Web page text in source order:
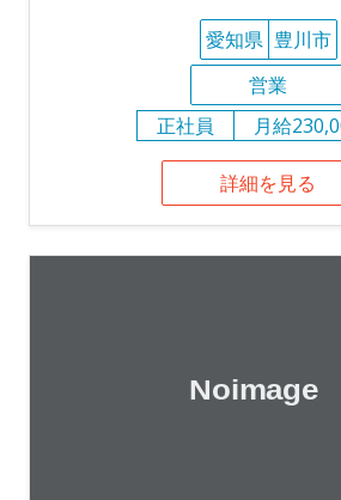
愛知県 豊川市
営業
正社員
月給
詳細を見る